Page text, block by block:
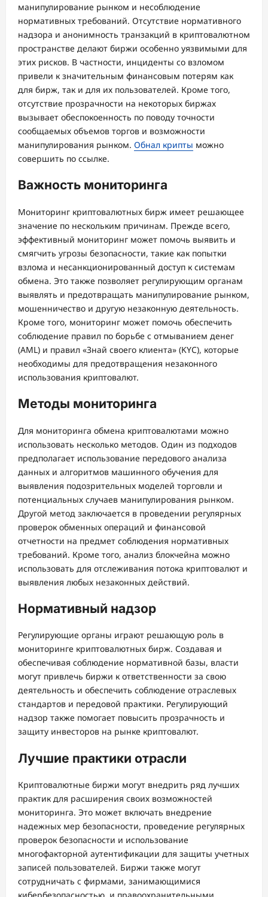
манипулирование рынком и несоблюдение
нормативных требований. Отсутствие нормативного
надзора и анонимность транзакций в криптовалютном
пространстве делают биржи особенно уязвимыми для
этих рисков. В частности, инциденты со взломом
привели к значительным финансовым потерям как
для бирж, так и для их пользователей. Кроме того,
отсутствие прозрачности на некоторых биржах
вызывает обеспокоенность по поводу точности
сообщаемых объемов торгов и возможности
манипулирования рынком. Обнал крипты можно
совершить по ссылке.
Важность мониторинга
Мониторинг криптовалютных бирж имеет решающее
значение по нескольким причинам. Прежде всего,
эффективный мониторинг может помочь выявить и
смягчить угрозы безопасности, такие как попытки
взлома и несанкционированный доступ к системам
обмена. Это также позволяет регулирующим органам
выявлять и предотвращать манипулирование рынком,
мошенничество и другую незаконную деятельность.
Кроме того, мониторинг может помочь обеспечить
соблюдение правил по борьбе с отмыванием денег
(AML) и правил «Знай своего клиента» (KYC), которые
необходимы для предотвращения незаконного
использования криптовалют.
Методы мониторинга
Для мониторинга обмена криптовалютами можно
использовать несколько методов. Один из подходов
предполагает использование передового анализа
данных и алгоритмов машинного обучения для
выявления подозрительных моделей торговли и
потенциальных случаев манипулирования рынком.
Другой метод заключается в проведении регулярных
проверок обменных операций и финансовой
отчетности на предмет соблюдения нормативных
требований. Кроме того, анализ блокчейна можно
использовать для отслеживания потока криптовалют и
выявления любых незаконных действий.
Нормативный надзор
Регулирующие органы играют решающую роль в
мониторинге криптовалютных бирж. Создавая и
обеспечивая соблюдение нормативной базы, власти
могут привлечь биржи к ответственности за свою
деятельность и обеспечить соблюдение отраслевых
стандартов и передовой практики. Регулирующий
надзор также помогает повысить прозрачность и
защиту инвесторов на рынке криптовалют.
Лучшие практики отрасли
Криптовалютные биржи могут внедрить ряд лучших
практик для расширения своих возможностей
мониторинга. Это может включать внедрение
надежных мер безопасности, проведение регулярных
проверок безопасности и использование
многофакторной аутентификации для защиты учетных
записей пользователей. Биржи также могут
сотрудничать с фирмами, занимающимися